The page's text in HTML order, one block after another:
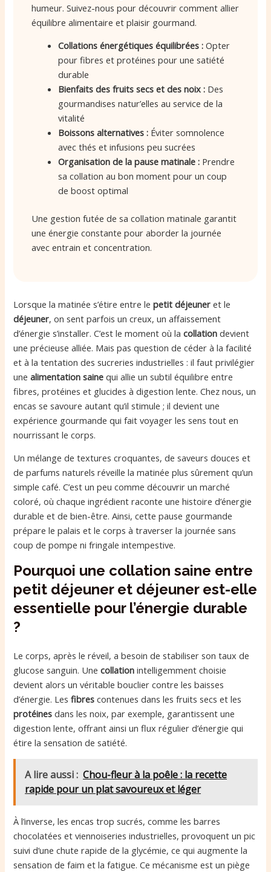
humeur. Suivez-nous pour découvrir comment allier
équilibre alimentaire et plaisir gourmand.
Collations énergétiques équilibrées : Opter
pour fibres et protéines pour une satiété
durable
Bienfaits des fruits secs et des noix : Des
gourmandises natur’elles au service de la
vitalité
Boissons alternatives : Éviter somnolence
avec thés et infusions peu sucrées
Organisation de la pause matinale : Prendre
sa collation au bon moment pour un coup
de boost optimal
Une gestion futée de sa collation matinale garantit
une énergie constante pour aborder la journée
avec entrain et concentration.
Lorsque la matinée s’étire entre lepetit déjeuner et le
déjeuner, on sent parfois un creux, un affaissement
d’énergie s’installer. C’est le moment où lacollation devient
une précieuse alliée. Mais pas question de céder à la facilité
et à la tentation des sucreries industrielles : il faut privilégier
unealimentation saine qui allie un subtil équilibre entre
fibres, protéines et glucides à digestion lente. Chez nous, un
encas se savoure autant qu’il stimule ; il devient une
expérience gourmande qui fait voyager les sens tout en
nourrissant le corps.
Un mélange de textures croquantes, de saveurs douces et
de parfums naturels réveille la matinée plus sûrement qu’un
simple café. C’est un peu comme découvrir un marché
coloré, où chaque ingrédient raconte une histoire d’énergie
durable et de bien-être. Ainsi, cette pause gourmande
prépare le palais et le corps à traverser la journée sans
coup de pompe ni fringale intempestive.
Pourquoi une collation saine entre
petit déjeuner et déjeuner est-elle
essentielle pour l’énergie durable
?
Le corps, après le réveil, a besoin de stabiliser son taux de
glucose sanguin. Unecollation intelligemment choisie
devient alors un véritable bouclier contre les baisses
d’énergie. Lesfibres contenues dans les fruits secs et les
protéines dans les noix, par exemple, garantissent une
digestion lente, offrant ainsi un flux régulier d’énergie qui
étire la sensation de satiété.
A lire aussi : Chou-fleur à la poêle : la recette
rapide pour un plat savoureux et léger
À l’inverse, les encas trop sucrés, comme les barres
chocolatées et viennoiseries industrielles, provoquent un pic
suivi d’une chute rapide de la glycémie, ce qui augmente la
sensation de faim et la fatigue. Ce mécanisme est un piège